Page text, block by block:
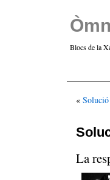
Blocs de la
«
La